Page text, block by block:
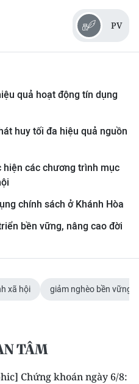
PV
quả hoạt động tín dụng
huy tối đa hiệu quả nguồn
các chương trình mục
chính sách ở Khánh Hòa
bền vững, nâng cao đời
xã hội giảm nghèo bền vững
TÂM
Chứng khoán ngày 6/8: